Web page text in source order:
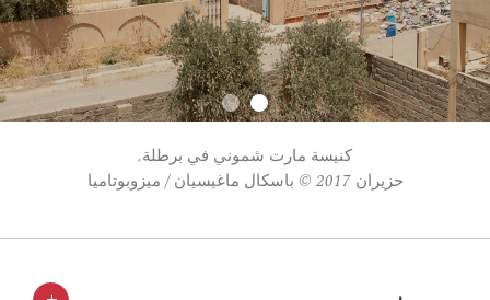
كنيسة مارت شموني في برطلة.
حزيران 2017 © باسكال ماغيسيان / ميزوبوتاميا